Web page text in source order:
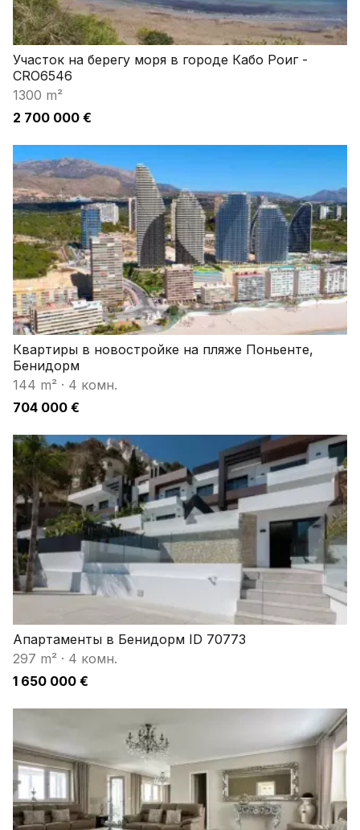
Участок на берегу моря в городе Кабо Роиг -
CRO6546
1300 m²
2 700 000 €
Квартиры в новостройке на пляже Поньенте,
Бенидорм
144 m² · 4 комн.
704 000 €
Апартаменты в Бенидорм ID 70773
297 m² · 4 комн.
1 650 000 €